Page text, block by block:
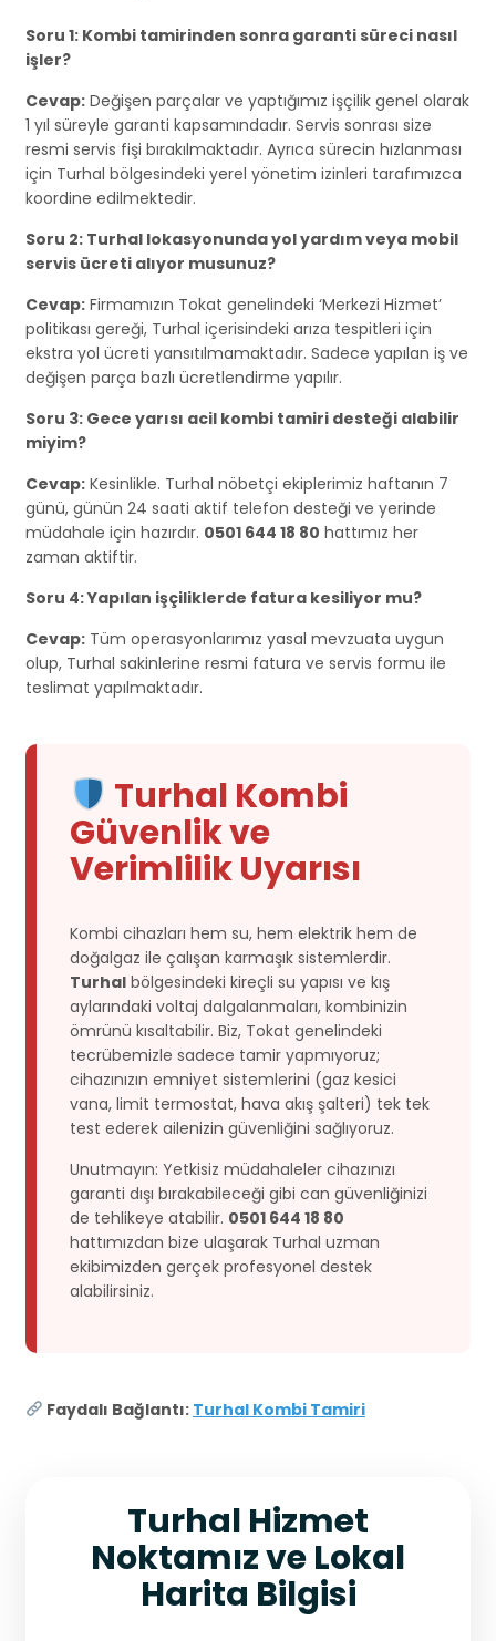
Soru 1: Kombi tamirinden sonra garanti süreci nasıl
işler?
Cevap: Değişen parçalar ve yaptığımız işçilik genel olarak
1 yıl süreyle garanti kapsamındadır. Servis sonrası size
resmi servis fişi bırakılmaktadır. Ayrıca sürecin hızlanması
için Turhal bölgesindeki yerel yönetim izinleri tarafımızca
koordine edilmektedir.
Soru 2: Turhal lokasyonunda yol yardım veya mobil
servis ücreti alıyor musunuz?
Cevap: Firmamızın Tokat genelindeki ‘Merkezi Hizmet’
politikası gereği, Turhal içerisindeki arıza tespitleri için
ekstra yol ücreti yansıtılmamaktadır. Sadece yapılan iş ve
değişen parça bazlı ücretlendirme yapılır.
Soru 3: Gece yarısı acil kombi tamiri desteği alabilir
miyim?
Cevap: Kesinlikle. Turhal nöbetçi ekiplerimiz haftanın 7
günü, günün 24 saati aktif telefon desteği ve yerinde
müdahale için hazırdır. 0501 644 18 80 hattımız her
zaman aktiftir.
Soru 4: Yapılan işçiliklerde fatura kesiliyor mu?
Cevap: Tüm operasyonlarımız yasal mevzuata uygun
olup, Turhal sakinlerine resmi fatura ve servis formu ile
teslimat yapılmaktadır.
Turhal Kombi
Güvenlik ve
Verimlilik Uyarısı
Kombi cihazları hem su, hem elektrik hem de
doğalgaz ile çalışan karmaşık sistemlerdir.
Turhal bölgesindeki kireçli su yapısı ve kış
aylarındaki voltaj dalgalanmaları, kombinizin
ömrünü kısaltabilir. Biz, Tokat genelindeki
tecrübemizle sadece tamir yapmıyoruz;
cihazınızın emniyet sistemlerini (gaz kesici
vana, limit termostat, hava akış şalteri) tek tek
test ederek ailenizin güvenliğini sağlıyoruz.
Unutmayın: Yetkisiz müdahaleler cihazınızı
garanti dışı bırakabileceği gibi can güvenliğinizi
de tehlikeye atabilir. 0501 644 18 80
hattımızdan bize ulaşarak Turhal uzman
ekibimizden gerçek profesyonel destek
alabilirsiniz.
Faydalı Bağlantı: Turhal Kombi Tamiri
Turhal Hizmet
Noktamız ve Lokal
Harita Bilgisi